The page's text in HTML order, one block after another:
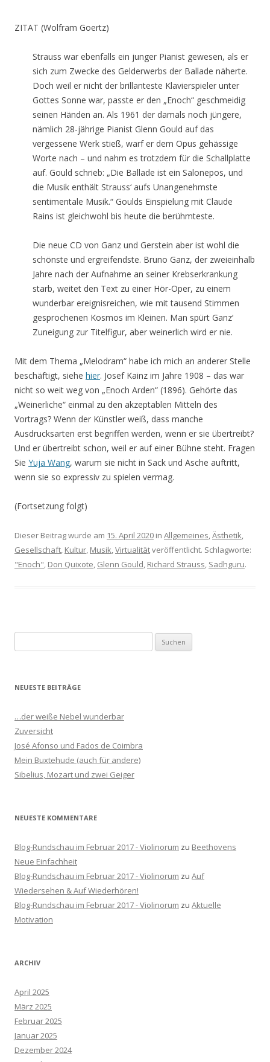
ZITAT (Wolfram Goertz)
Strauss war ebenfalls ein junger Pianist gewesen, als er
sich zum Zwecke des Gelderwerbs der Ballade näherte.
Doch weil er nicht der brillanteste Klavierspieler unter
Gottes Sonne war, passte er den „Enoch“ geschmeidig
seinen Händen an. Als 1961 der damals noch jüngere,
nämlich 28-jährige Pianist Glenn Gould auf das
vergessene Werk stieß, warf er dem Opus gehässige
Worte nach – und nahm es trotzdem für die Schallplatte
auf. Gould schrieb: „Die Ballade ist ein Salonepos, und
die Musik enthält Strauss‘ aufs Unangenehmste
sentimentale Musik.“ Goulds Einspielung mit Claude
Rains ist gleichwohl bis heute die berühmteste.
Die neue CD von Ganz und Gerstein aber ist wohl die
schönste und ergreifendste. Bruno Ganz, der zweieinhalb
Jahre nach der Aufnahme an seiner Krebserkrankung
starb, weitet den Text zu einer Hör-Oper, zu einem
wunderbar ereignisreichen, wie mit tausend Stimmen
gesprochenen Kosmos im Kleinen. Man spürt Ganz‘
Zuneigung zur Titel­figur, aber weinerlich wird er nie.
Mit dem Thema „Melodram“ habe ich mich an anderer Stelle
beschäftigt, siehe hier. Josef Kainz im Jahre 1908 – das war
nicht so weit weg von „Enoch Arden“ (1896). Gehörte das
„Weinerliche“ einmal zu den akzeptablen Mitteln des
Vortrags? Wenn der Künstler weiß, dass manche
Ausdrucksarten erst begriffen werden, wenn er sie übertreibt?
Und er übertreibt schon, weil er auf einer Bühne steht. Fragen
Sie Yuja Wang, warum sie nicht in Sack und Asche auftritt,
wenn sie so expressiv zu spielen vermag.
(Fortsetzung folgt)
Dieser Beitrag wurde am 15. April 2020 in Allgemeines,Ästhetik,
Gesellschaft, Kultur, Musik,Virtualitätveröffentlicht. Schlagworte:
"Enoch", Don Quixote, Glenn Gould, Richard Strauss, Sadhguru.
u
h
n
a
c
h
NEUESTE BEITRÄGE
…der weiße Nebel wunderbar
Zuversicht
José Afonso und Fados de Coimbra
Mein Buxtehude (auch für andere)
Sibelius, Mozart und zwei Geiger
NEUESTE KOMMENTARE
Blog-Rundschau im Februar 2017 - Violinorum zu Beethovens
Neue Einfachheit
Blog-Rundschau im Februar 2017 - Violinorum zu Auf
Wiedersehen & Auf Wiederhören!
Blog-Rundschau im Februar 2017 - Violinorum zu Aktuelle
Motivation
ARCHIV
April 2025
März 2025
Februar 2025
Januar 2025
Dezember 2024